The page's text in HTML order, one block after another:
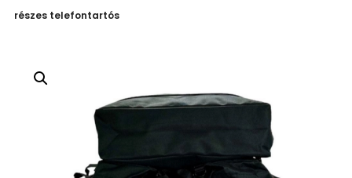
részes telefontartós